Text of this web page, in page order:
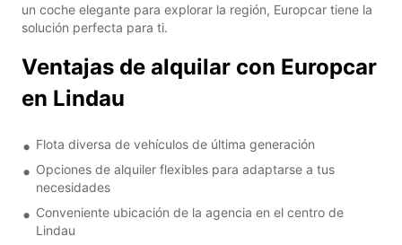
un coche elegante para explorar la región, Europcar tiene la
solución perfecta para ti.
Ventajas de alquilar con Europcar
en Lindau
Flota diversa de vehículos de última generación
Opciones de alquiler flexibles para adaptarse a tus
necesidades
Conveniente ubicación de la agencia en el centro de
Lindau